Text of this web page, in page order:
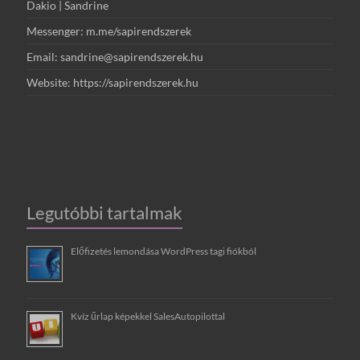
Dakio | Sandrine
Messenger: m.me/sapirendszerek
Email: sandrine@sapirendszerek.hu
Website: https://sapirendszerek.hu
Legutóbbi tartalmak
Előfizetés lemondása WordPress tagi fiókból
Kvíz űrlap képekkel SalesAutopilottal